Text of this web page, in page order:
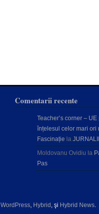
Comentarii recente
Teacher’s corner – UE
înțelesul celor mari ori
Fascinație la
Moldovanu Ovidiu la
Pas
WordPress, Hybrid , şi Hybrid News.